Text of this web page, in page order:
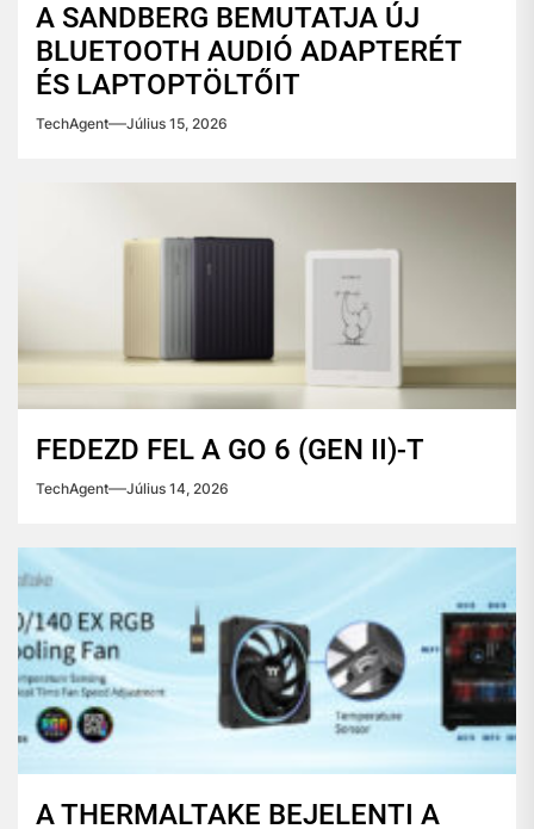
A SANDBERG BEMUTATJA ÚJ
BLUETOOTH AUDIÓ ADAPTERÉT
ÉS LAPTOPTÖLTŐIT
TechAgent Július 15, 2026
FEDEZD FEL A GO 6 (GEN II)-T
TechAgent Július 14, 2026
A THERMALTAKE BEJELENTI A